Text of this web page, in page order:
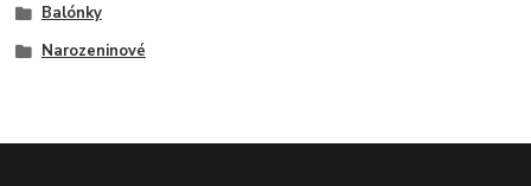
Balónky
Narozeninové